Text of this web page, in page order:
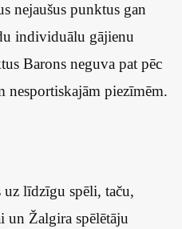
nejaušus punktus gan
individuālu gājienu
Barons neguva pat pēc
nesportiskajām piezīmēm.
uz līdzīgu spēli, taču,
un Žalgira spēlētāju